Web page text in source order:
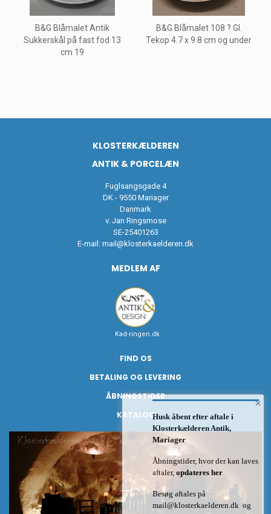
B&G Blåmalet Antik
Sukkerskål på fast fod 13
cm 19
B&G Blåmalet 108 ? Gl.
Tekop 4.7 x 9.8 cm og under
KLOSTERKÆLDEREN
ANTIK & PORCELÆN
Fuglsangsgade 4
DK - 9550 Mariager
Danmark
v. Jan Ringsmose
SE-25401263
E-mail: mail@klosterkaelderen.dk
MEDLEM AF
Kad-ringen.dk
FIND OS
BETALING OG LEVERING
ÅBNINGSTIDER
KATALOG
×
Husk åbent efter aftale i
Klosterkælderen Antik,
Mariager
Åbningstider, hvor der kan laves
aftaler, opdateres her
Besøg aftales på
mail@klosterkaelderen.dk og